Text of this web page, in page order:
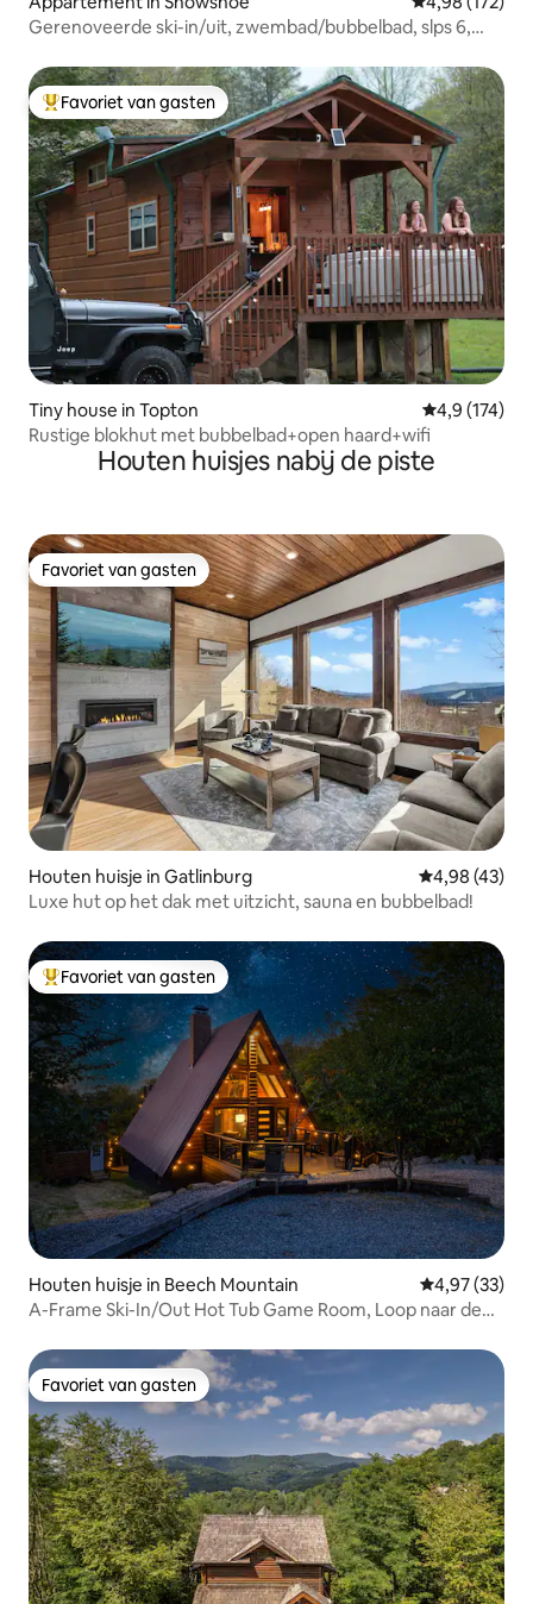
Gerenoveerde ski-in/uit, zwembad/bubbelbad, slps 6,
Topfavoriet van gasten
Favoriet van gasten
Tiny house in Topton Gemiddelde
4,9 (174)
Rustige blokhut met bubbelbad+open haard+wifi
Houten huisjes nabij de piste
Favoriet van gasten
Favoriet van gasten
Houten huisje in Gatlinburg Gemiddelde
4,98 (43)
Luxe hut op het dak met uitzicht, sauna en bubbelbad!
Topfavoriet van gasten
Favoriet van gasten
Houten huisje in Beech Mountain Gemiddelde
4,97 (33)
A-Frame Ski-In/Out Hot Tub Game Room, Loop naar de
Favoriet van gasten
Favoriet van gasten